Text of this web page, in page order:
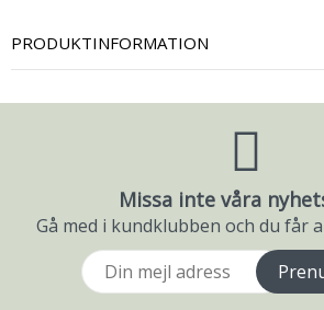
PRODUKTINFORMATION
Missa inte våra
Gå med i kundklubben och du får